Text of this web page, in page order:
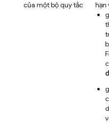
của một bộ quy tắc
hạn